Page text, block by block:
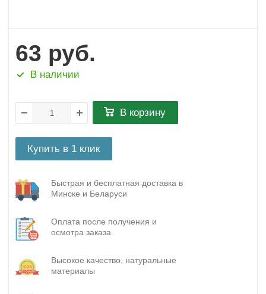
63 руб.
В наличии
В корзину
Купить в 1 клик
Быстрая и бесплатная доставка в
Минске и Беларуси
Оплата после получения и
осмотра заказа
Высокое качество, натуральные
материалы